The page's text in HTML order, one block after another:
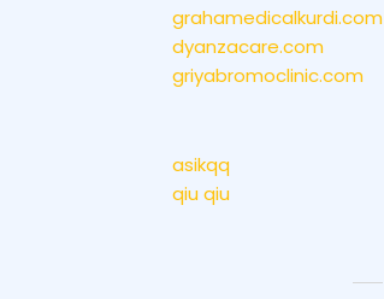
grahamedicalkurdi.com
dyanzacare.com
griyabromoclinic.com
asikqq
qiu qiu